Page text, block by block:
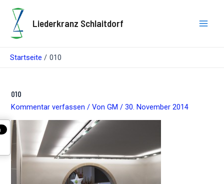
Inhalt
springen
Liederkranz Schlaitdorf
Startseite 010
010
Kommentar verfassen / VonGM/30. November 2014